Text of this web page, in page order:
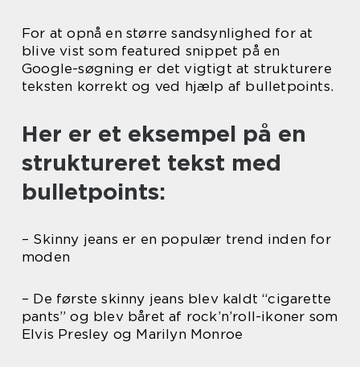
For at opnå en større sandsynlighed for at
blive vist som featured snippet på en
Google-søgning er det vigtigt at strukturere
teksten korrekt og ved hjælp af bulletpoints.
Her er et eksempel på en
struktureret tekst med
bulletpoints:
– Skinny jeans er en populær trend inden for
moden
– De første skinny jeans blev kaldt “cigarette
pants” og blev båret af rock’n’roll-ikoner som
Elvis Presley og Marilyn Monroe